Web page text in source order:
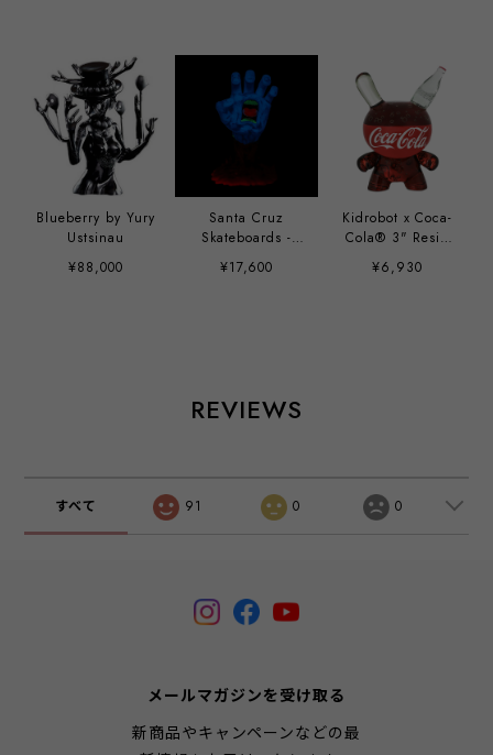
Blueberry by Yury
Ustsinau
¥88,000
Santa Cruz
Skateboards -
40th Anniversary
Screaming Hand
¥17,600
Kidrobot x Coca-
Cola® 3" Resin
Dunny Art Figure
¥6,930
REVIEWS
すべて 91 0 0
メールマガジンを受け取る
新商品やキャンペーンなどの最